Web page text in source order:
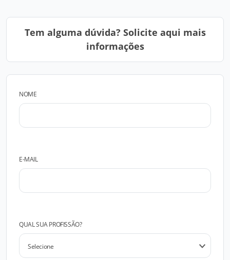
Tem alguma dúvida? Solicite aqui mais
informações
NOME
E-MAIL
QUAL SUA PROFISSÃO?